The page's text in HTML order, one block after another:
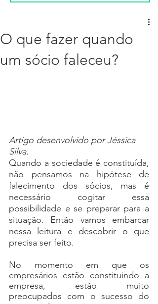
O que fazer quando
um sócio faleceu?
Artigo desenvolvido por Jéssica
Silva.
Quando a sociedade é constituída,
não pensamos na hipótese de
falecimento dos sócios, mas é
necessário cogitar essa
possibilidade e se preparar para a
situação. Então vamos embarcar
nessa leitura e descobrir o que
precisa ser feito.
No momento em que os
empresários estão constituindo a
empresa, estão muito
preocupados com o sucesso do